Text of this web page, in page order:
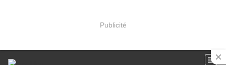
Publicité